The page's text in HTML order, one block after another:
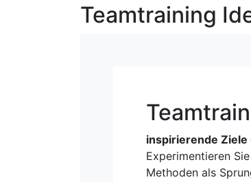
Teamtraining
inspirierende Ziele
Experimentieren
Methoden als